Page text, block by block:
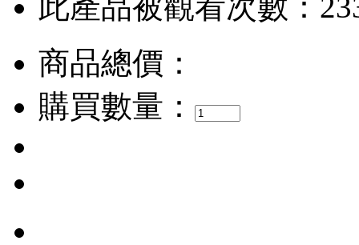
此產品被觀看次數：
商品總價：
購買數量：